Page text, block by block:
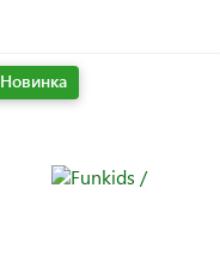
Новинка